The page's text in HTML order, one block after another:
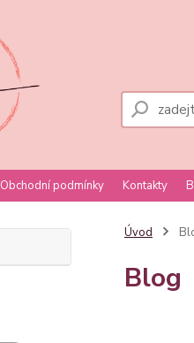
Obchodní podmínky Kontakty
Úvod
Blog